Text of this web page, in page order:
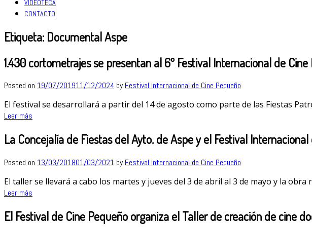
VIDEOTECA
CONTACTO
Etiqueta:Documental Aspe
1.430 cortometrajes se presentan al 6º Festival Internacional de Cine
Posted on 19/07/201911/12/2024 byFestival Internacional de Cine Pequeño
El festival se desarrollará a partir del 14 de agosto como parte de las Fiestas
Leer más
La Concejalía de Fiestas del Ayto. de Aspe y el Festival
Posted on 13/03/201801/03/2021 byFestival Internacional de Cine Pequeño
El taller se llevará a cabo los martes y jueves del 3 de abril al 3 de mayo y la
Leer más
El Festival de Cine Pequeño organiza el Taller de creación de cine